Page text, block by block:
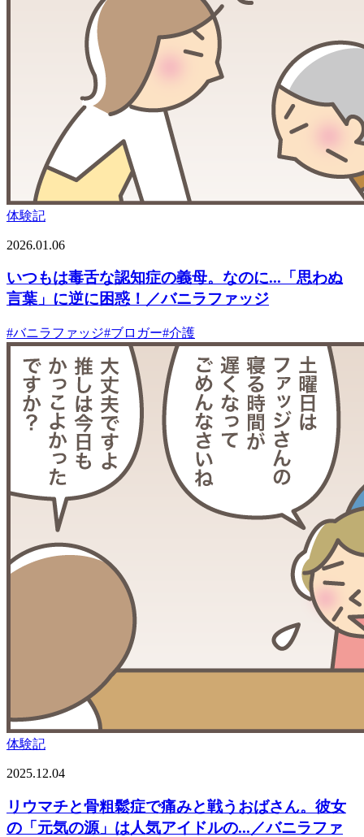
体験記
2026.01.06
いつもは毒舌な認知症の義母。なのに...「思わぬ
言葉」に逆に困惑！／バニラファッジ
#バニラファッジ#ブロガー#介護
体験記
2025.12.04
リウマチと骨粗鬆症で痛みと戦うおばさん。彼女
の「元気の源」は人気アイドルの...／バニラファ